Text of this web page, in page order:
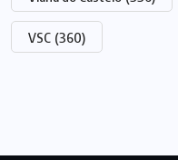
VSC (360)